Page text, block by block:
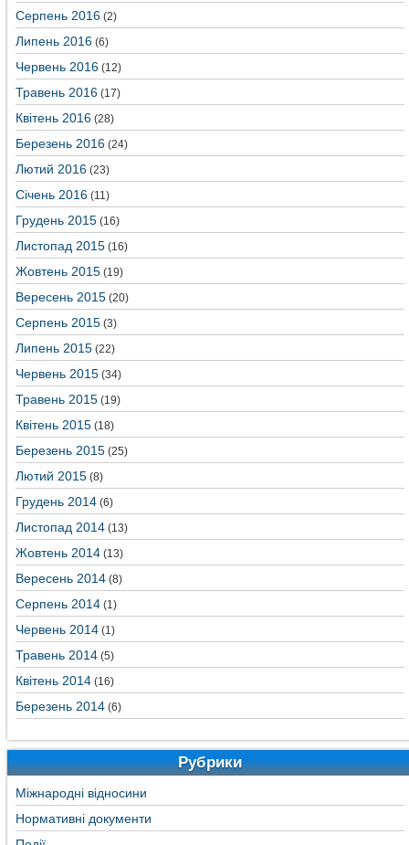
Серпень 2016 (2)
Липень 2016 (6)
Червень 2016 (12)
Травень 2016 (17)
Квітень 2016 (28)
Березень 2016 (24)
Лютий 2016 (23)
Січень 2016 (11)
Грудень 2015 (16)
Листопад 2015 (16)
Жовтень 2015 (19)
Вересень 2015 (20)
Серпень 2015 (3)
Липень 2015 (22)
Червень 2015 (34)
Травень 2015 (19)
Квітень 2015 (18)
Березень 2015 (25)
Лютий 2015 (8)
Грудень 2014 (6)
Листопад 2014 (13)
Жовтень 2014 (13)
Вересень 2014 (8)
Серпень 2014 (1)
Червень 2014 (1)
Травень 2014 (5)
Квітень 2014 (16)
Березень 2014 (6)
Рубрики
Міжнародні відносини
Нормативні документи